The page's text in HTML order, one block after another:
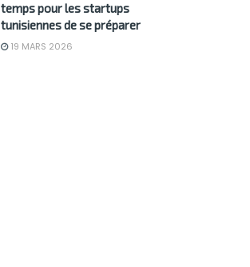
temps pour les startups
tunisiennes de se préparer
19 MARS 2026